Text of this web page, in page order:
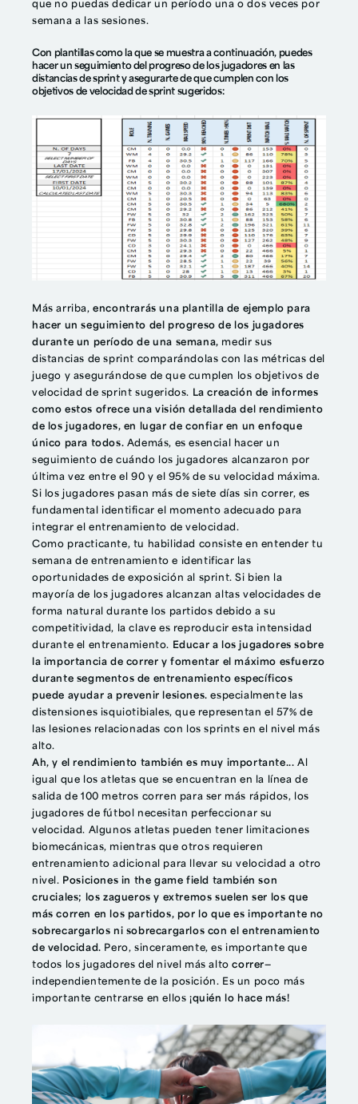
que no puedas dedicar un período una o dos veces por
semana a las sesiones.
Con plantillas como la que se muestra a continuación, puedes
hacer un seguimiento del progreso de los jugadores en las
distancias de sprint y asegurarte de que cumplen con los
objetivos de velocidad de sprint sugeridos:
Más arriba,encontrarás una plantilla de ejemplo para
hacer un seguimiento del progreso de los jugadores
durante un período de una semana, medir sus
distancias de sprint comparándolas con las métricas del
juego y asegurándose de que cumplen los objetivos de
velocidad de sprint sugeridos. La creación de informes
como estos ofrece una visión detallada del rendimiento
de los jugadores, en lugar de confiar en un enfoque
único para todos. Además, es esencial hacer un
seguimiento de cuándo los jugadores alcanzaron por
última vez entre el 90 y el 95% de su velocidad máxima.
Si los jugadores pasan más de siete días sin correr, es
fundamental identificar el momento adecuado para
integrar el entrenamiento de velocidad.
Como practicante, tu habilidad consiste en entender tu
semana de entrenamiento e identificar las
oportunidades de exposición al sprint. Si bien la
mayoría de los jugadores alcanzan altas velocidades de
forma natural durante los partidos debido a su
competitividad, la clave es reproducir esta intensidad
durante el entrenamiento. Educar a los jugadores sobre
la importancia de correr y fomentar el máximo esfuerzo
durante segmentos de entrenamiento específicos
puede ayudar a prevenir lesiones.especialmente las
distensiones isquiotibiales, que representan el 57% de
las lesiones relacionadas con los sprints en el nivel más
alto.
Ah, y el rendimiento también es muy importante... Al
igual que los atletas que se encuentran en la línea de
salida de 100 metros corren para ser más rápidos, los
jugadores de fútbol necesitan perfeccionar su
velocidad. Algunos atletas pueden tener limitaciones
biomecánicas, mientras que otros requieren
entrenamiento adicional para llevar su velocidad a otro
nivel. Posiciones in the game field también son
cruciales; los zagueros y extremos suelen ser los que
más corren en los partidos, por lo que es importante no
sobrecargarlos ni sobrecargarlos con el entrenamiento
de velocidad. Pero, sinceramente, es importante que
todos los jugadores del nivel más altocorrer—
independientemente de la posición. Es un poco más
importante centrarse en ellos¡quién lo hace más!